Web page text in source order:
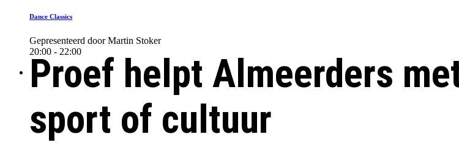
Dance Classics
Gepresenteerd door Martin Stoker
20:00 - 22:00
Proef helpt Almeerders
sport of cultuur